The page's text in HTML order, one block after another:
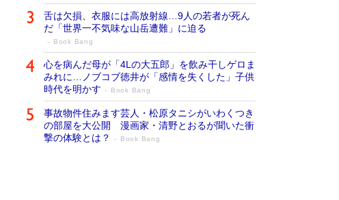
舌は欠損、衣服には高放射線…9人の若者が死ん
だ「世界一不気味な山岳遭難」に迫る
Book Bang
心を病んだ母が「4Lの大五郎」を飲み干しゲロま
みれに…ノブコブ徳井が「感情を失くした」子供
時代を明かす
Book Bang
事故物件住みます芸人・松原タニシがいわくつき
の部屋を大公開 漫画家・清野とおるが聞いた衝
撃の体験とは？
Book Bang